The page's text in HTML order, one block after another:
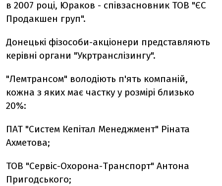
в 2007 році, Юраков - співзасновник ТОВ "ЄС
Продакшен груп".
Донецькі фізособи-акціонери представляють
керівні органи "Укртранслізингу".
"Лемтрансом" володіють п'ять компаній,
кожна з яких має частку у розмірі близько
20%:
ПАТ "Систем Кепітал Менеджмент" Ріната
Ахметова;
ТОВ "Сервіс-Охорона-Транспорт" Антона
Пригодського;